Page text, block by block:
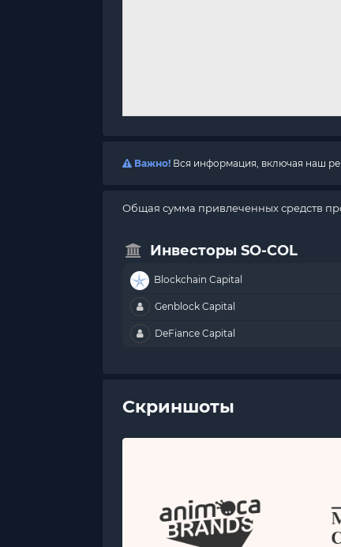
Важно! Вся информация, включая наш
Общая сумма привлеченных средств
Инвесторы SO-COL
Blockchain Capital
Genblock Capital
DeFiance Capital
Скриншоты